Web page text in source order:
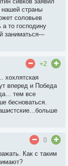
нашей страны
соловьев
а то господину
заниматься---
+2
хохлятская
вперед и Победа
тем все
бесноваться.
0
Как с таким